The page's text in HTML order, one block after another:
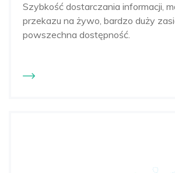
Szybkość dostarczania informacji,
przekazu na żywo, bardzo duży
powszechna dostępność.